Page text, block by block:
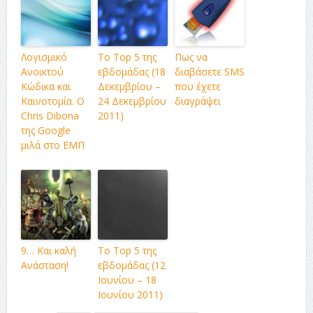
Λογισμικό
Ανοικτού
Κώδικα και
Καινοτομία. Ο
Chris Dibona
της Google
μιλά στο ΕΜΠ
Το Top 5 της
εβδομάδας (18
Δεκεμβρίου –
24 Δεκεμβρίου
2011)
Πως να
διαβάσετε SMS
που έχετε
διαγράψει
9… Και καλή
Ανάσταση!
Το Top 5 της
εβδομάδας (12
Ιουνίου – 18
Ιουνίου 2011)